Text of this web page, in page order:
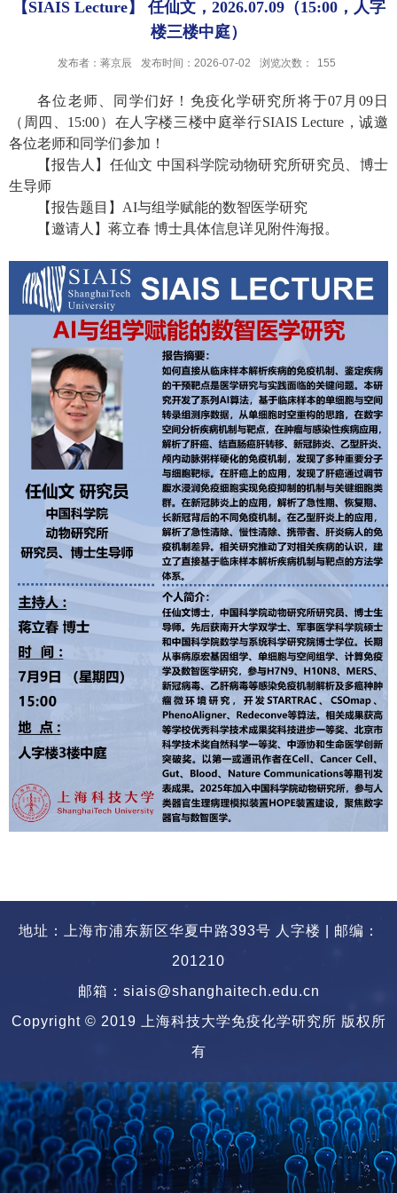
【SIAIS Lecture】 任仙文，2026.07.09（15:00，人字
楼三楼中庭）
发布者：蒋京辰 发布时间：2026-07-02 浏览次数： 155
各位老师、同学们好！免疫化学研究所将于07月09日
（周四、15:00）在人字楼三楼中庭举行SIAIS Lecture，诚邀
各位老师和同学们参加！
【报告人】任仙文 中国科学院动物研究所研究员、博士
生导师
【报告题目】AI与组学赋能的数智医学研究
【邀请人】蒋立春 博士具体信息详见附件海报。
地址：上海市浦东新区华夏中路393号 人字楼 | 邮编：
201210
邮箱：siais@shanghaitech.edu.cn
Copyright © 2019 上海科技大学免疫化学研究所 版权所
有